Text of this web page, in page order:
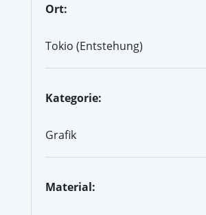
Ort:
Tokio (Entstehung)
Kategorie:
Grafik
Material: